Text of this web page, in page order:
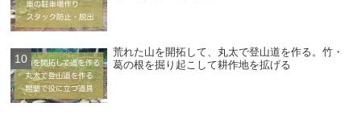
荒れた山を開拓して、丸太で登山道を作る。竹・
葛の根を掘り起こして耕作地を拡げる